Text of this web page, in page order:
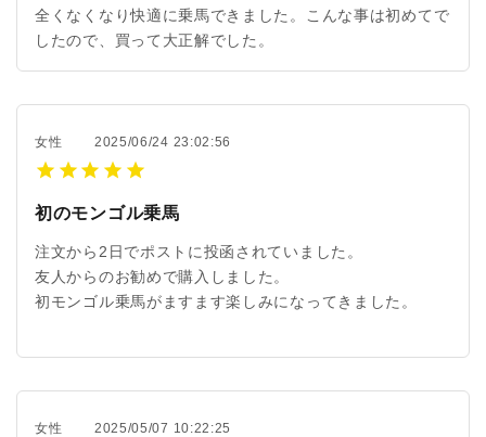
全くなくなり快適に乗馬できました。こんな事は初めてで
したので、買って大正解でした。
女性 2025/06/24 23:02:56
初のモンゴル乗馬
注文から2日でポストに投函されていました。
友人からのお勧めで購入しました。
初モンゴル乗馬がますます楽しみになってきました。
女性 2025/05/07 10:22:25